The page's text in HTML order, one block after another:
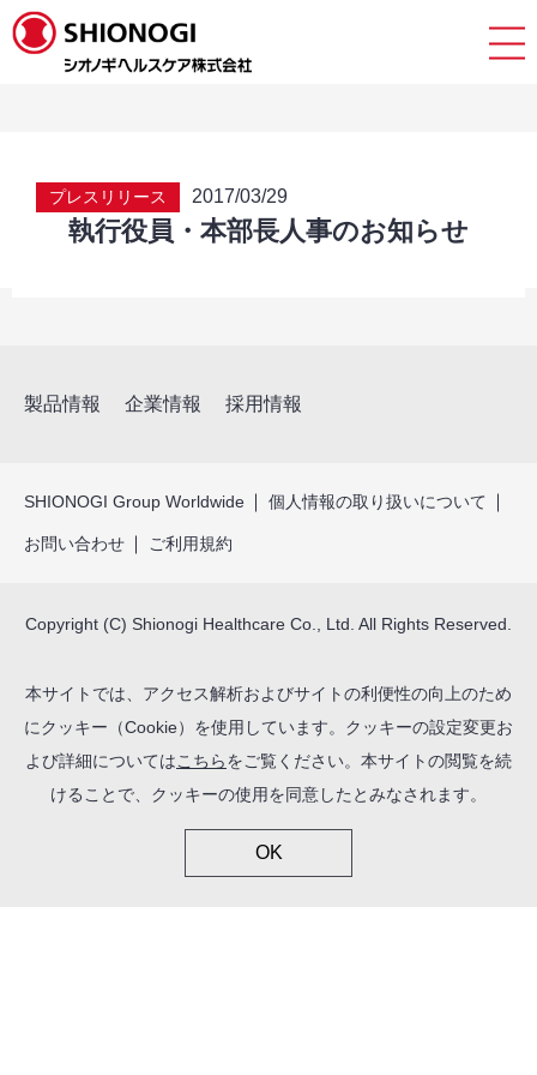
プレスリリース 2017/03/29
執行役員・本部長人事のお知らせ
製品情報 企業情報 採用情報
SHIONOGI Group Worldwide 個人情報の取り扱いについて
お問い合わせ ご利用規約
Copyright (C) Shionogi Healthcare Co., Ltd. All Rights Reserved.
本サイトでは、アクセス解析およびサイトの利便性の向上のため
にクッキー（Cookie）を使用しています。クッキーの設定変更お
よび詳細についてはこちらをご覧ください。本サイトの閲覧を続
けることで、クッキーの使用を同意したとみなされます。
OK